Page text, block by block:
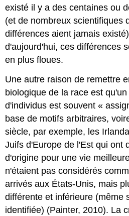
existé il y a des centaines ou
(et de nombreux scientifiques
différences aient jamais
d'aujourd'hui, ces différences
en plus floues.
Une autre raison de remettre
biologique de la race est
d'individus est souvent «
base de motifs arbitraires,
siècle, par exemple, les
Juifs d'Europe de l'Est qui ont
d'origine pour une vie
n'étaient pas considérés
arrivés aux États-Unis, mais
différente et inférieure (même
identifiée) (Painter, 2010). La